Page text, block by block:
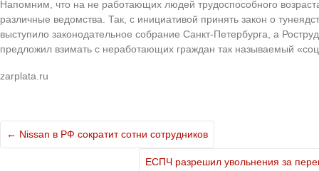
Напомним, что на не работающих людей трудоспособного
различные ведомства. Так, с инициативой принять закон о
выступило законодательное собрание Санкт-Петербурга, а
предложил взимать с неработающих граждан так называемый
zarplata.ru
← Nissan в РФ сократит сотни сотрудников
ЕСПЧ разрешил увольнения за